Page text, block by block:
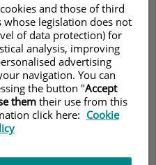
Dr.
and those of third
legislation does not
of data protection) for
analysis, improving
advertising
navigation. You can
the button "Accept
them their use from this
click here: Cookie